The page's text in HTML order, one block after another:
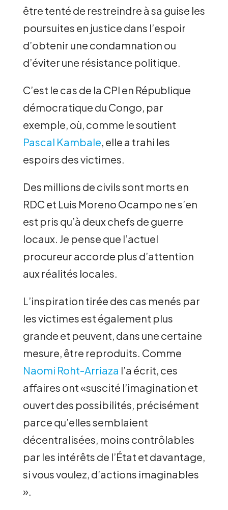
être tenté de restreindre à sa guise les
poursuites en justice dans l’espoir
d’obtenir une condamnation ou
d’éviter une résistance politique.
C’est le cas de la CPI en République
démocratique du Congo, par
exemple, où, comme le soutient
Pascal Kambale, elle a trahi les
espoirs des victimes.
Des millions de civils sont morts en
RDC et Luis Moreno Ocampo ne s’en
est pris qu’à deux chefs de guerre
locaux. Je pense que l’actuel
procureur accorde plus d’attention
aux réalités locales.
L’inspiration tirée des cas menés par
les victimes est également plus
grande et peuvent, dans une certaine
mesure, être reproduits. Comme
Naomi Roht-Arriaza l’a écrit, ces
affaires ont «suscité l’imagination et
ouvert des possibilités, précisément
parce qu’elles semblaient
décentralisées, moins contrôlables
par les intérêts de l’État et davantage,
si vous voulez, d’actions imaginables
».